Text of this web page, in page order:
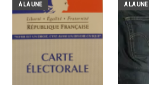
A LA UNE A LA UNE